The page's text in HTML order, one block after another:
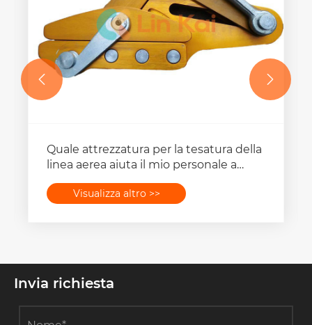
Gli strumenti di installazione di OPGW
possono essere utilizzati anche per altri
scopi?
Visualizza altro >>
 
Invia richiesta